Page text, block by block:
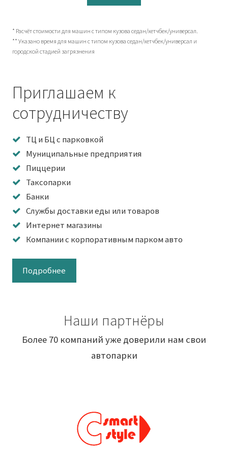
* Расчёт стоимости для машин с типом кузова седан/хетчбек/универсал.
** Указано время для машин с типом кузова седан/хетчбек/универсал и
городской стадией загрязнения
Приглашаем к
сотрудничеству
ТЦ и БЦ с парковкой
Муниципальные предприятия
Пиццерии
Таксопарки
Банки
Службы доставки еды или товаров
Интернет магазины
Компании с корпоративным парком авто
Подробнее
Наши партнёры
Более 70 компаний уже доверили нам свои
автопарки